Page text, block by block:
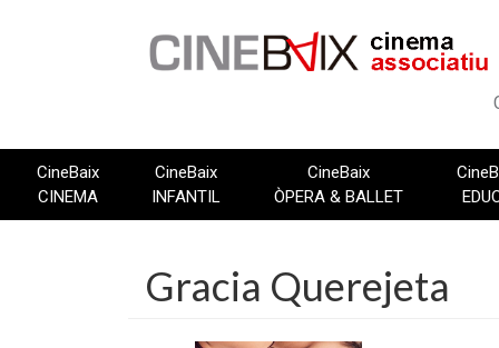
CineBaix
CINEMA
CineBaix
INFANTIL
CineBaix
ÒPERA & BALLET
Gracia Querejeta